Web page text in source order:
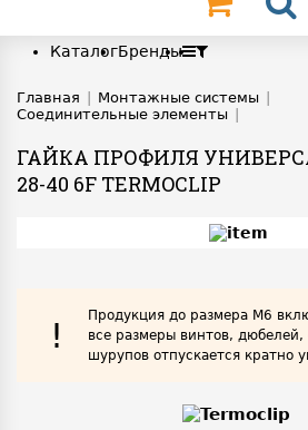
КаталогБренды
Главная Монтажные системы
Соединительные элементы
ГАЙКА ПРОФИЛЯ
28-40 6F TERMOCLIP
!
Продукция до размера М6
все размеры винтов, дюбелей,
шурупов отпускается кратно